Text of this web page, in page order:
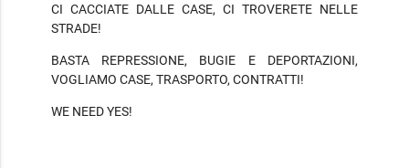
CI CACCIATE DALLE CASE, CI TROVERETE NELLE
STRADE!
BASTA REPRESSIONE, BUGIE E DEPORTAZIONI,
VOGLIAMO CASE, TRASPORTO, CONTRATTI!
WE NEED YES!